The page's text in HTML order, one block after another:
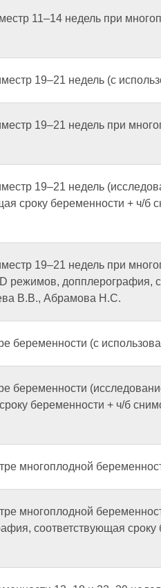
11–14 недель при
19–21 недель (с
19–21 недель при
19–21 недель
сроку беременности + ч/б
19–21 недель при
режимов, допплерография,
В.В., Абрамова Н.С.
беременности (с
беременности
беременности + ч/б
многоплодной
многоплодной
соответствующая